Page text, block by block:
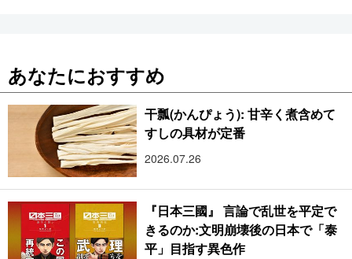
あなたにおすすめ
干瓢(かんぴょう): 甘辛く煮含めて
すしの具材が定番
2026.07.26
『日本三國』 言論で乱世を平定で
きるのか:文明崩壊後の日本で「泰
平」目指す異色作